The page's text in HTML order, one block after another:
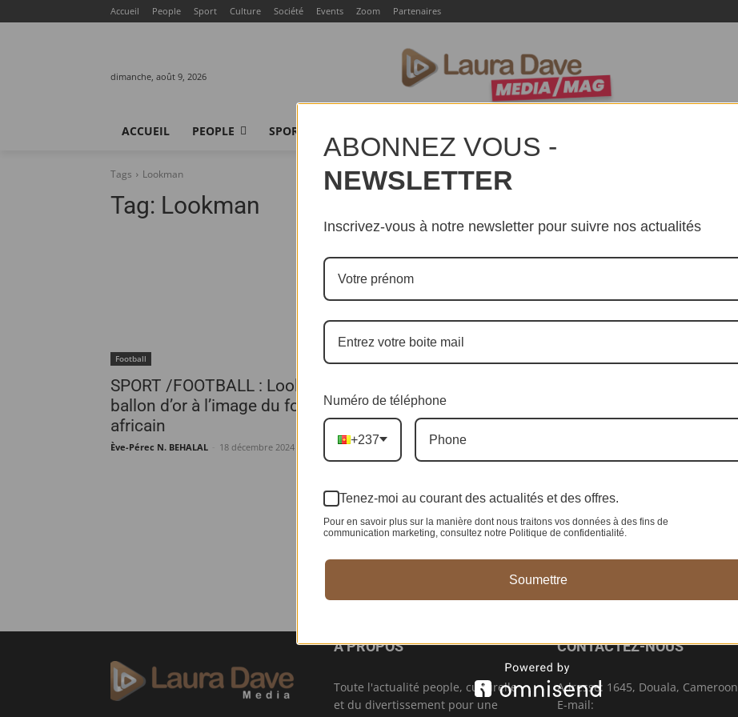
Accueil People Sport Culture Société Events Zoom Partenaires
dimanche, août 9, 2026
ACCUEIL PEOPLE SPORT
Tags Lookman
Tag: Lookman
Football
SPORT /FOOTBALL : Lookman, un
ballon d’or à l’image du football
africain
Ève-Pérec N. BEHALAL 18 décembre 2024 0
À PROPOS
Toute l'actualité people, culturelle
et du divertissement pour une
CONTACTEZ-NOUS
Adresse: 1645, Douala, Cameroon
E-mail:
ABONNEZ VOUS -
NEWSLETTER
Inscrivez-vous à notre newsletter pour suivre nos actualités
Numéro de téléphone
+237
Tenez-moi au courant des actualités et des offres.
Pour en savoir plus sur la manière dont nous traitons vos données à des fins de
communication marketing, consultez notre Politique de confidentialité.
Soumettre